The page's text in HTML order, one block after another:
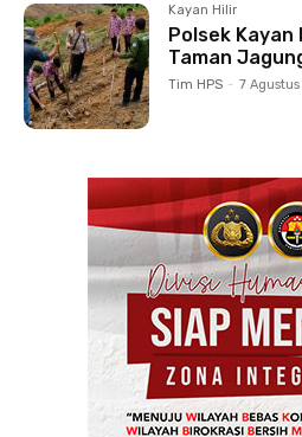
Kayan Hilir
Polsek Kayan
Taman
Tim HPS - 7